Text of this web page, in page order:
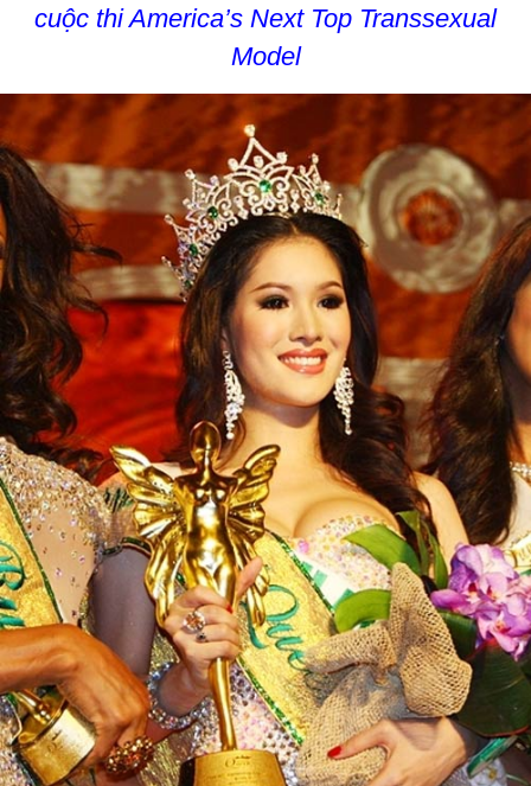
cuộc thi America’s Next Top Transsexual
Model